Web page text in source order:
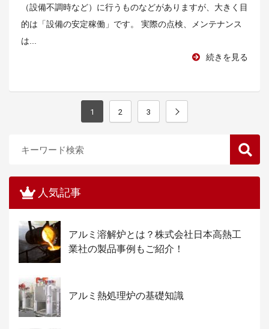
（設備不調時など）に行うものなどがありますが、大きく目
的は「設備の安定稼働」です。 実際の点検、メンテナンス
は...
続きを見る
1 2 3
人気記事
アルミ溶解炉とは？株式会社日本高熱工
業社の製品事例もご紹介！
アルミ熱処理炉の基礎知識